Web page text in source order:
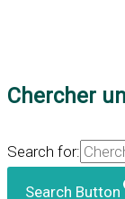
Chercher
Search for:
Search Button